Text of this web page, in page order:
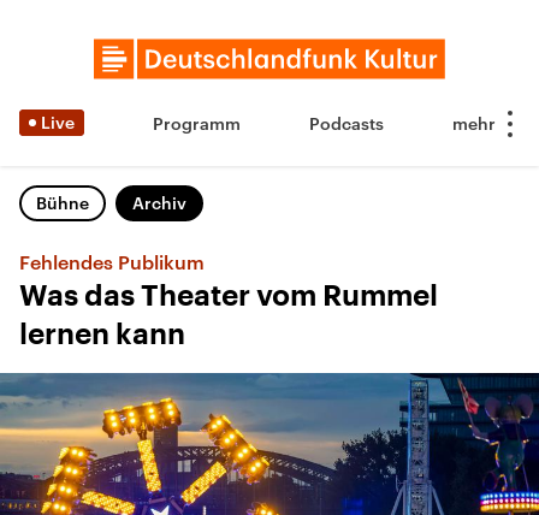
Live Programm Podcasts
Bühne Archiv
Fehlendes Publikum
Was das Theater vom Rummel
lernen kann